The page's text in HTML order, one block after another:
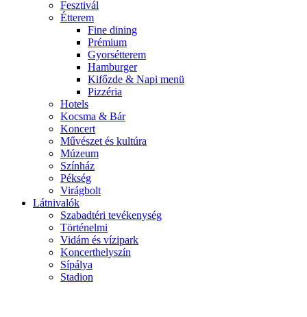
Fesztivál
Étterem
Fine dining
Prémium
Gyorsétterem
Hamburger
Kifőzde & Napi menü
Pizzéria
Hotels
Kocsma & Bár
Koncert
Művészet és kultúra
Múzeum
Színház
Pékség
Virágbolt
Látnivalók
Szabadtéri tevékenység
Történelmi
Vidám és vízipark
Koncerthelyszín
Sípálya
Stadion